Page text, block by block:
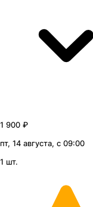
1 900 ₽
пт, 14 августа, с 09:00
1 шт.